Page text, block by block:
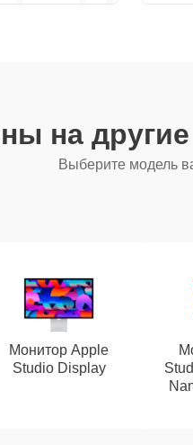
на
Выберите модель
Монитор Apple
Studio Display